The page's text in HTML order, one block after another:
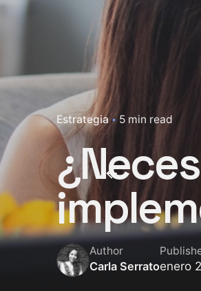
Estrategia 5 min read
Author
Carla Serratoenero